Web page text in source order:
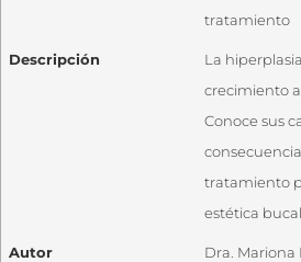
tratamiento
Descripción
La
crecimiento
Conoce sus
tratamiento
estética bucal.
Autor Dra. Mariona